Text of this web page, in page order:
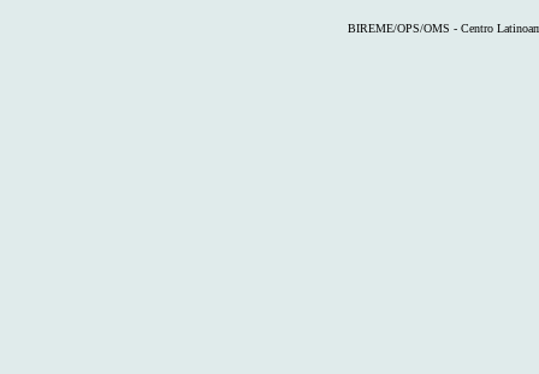
BIREME/OPS/OMS - Centro